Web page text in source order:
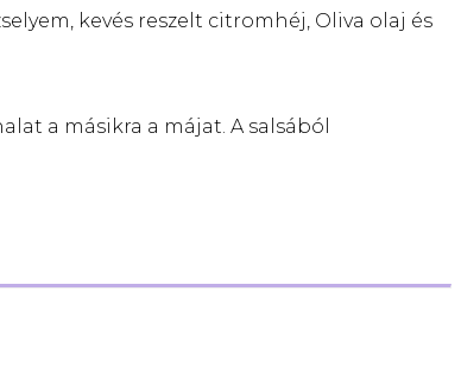
kevés reszelt citromhéj, Oliva olaj és
a másikra a májat. A salsából